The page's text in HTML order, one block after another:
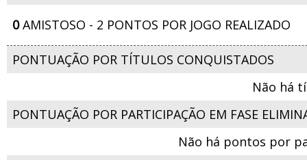
0AMISTOSO - 2 PONTOS POR JOGO REALIZADO
PONTUAÇÃO POR TÍTULOS CONQUISTADOS
Não há
PONTUAÇÃO POR PARTICIPAÇÃO EM FASE
Não há pontos por